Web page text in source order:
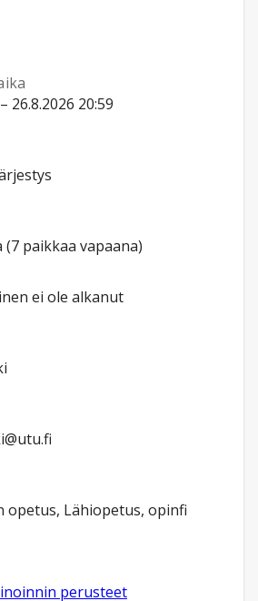
26.8.2026 20:59
paikkaa vapaana)
ei ole alkanut
opetus, Lähiopetus, opinfi
perusteet